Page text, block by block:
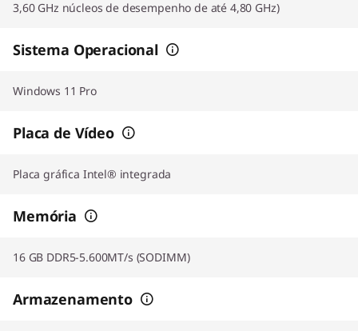
3,60 GHz núcleos de desempenho de até 4,80 GHz)
Sistema Operacional
Windows 11 Pro
Placa de Vídeo
Placa gráfica Intel® integrada
Memória
16 GB DDR5-5.600MT/s (SODIMM)
Armazenamento